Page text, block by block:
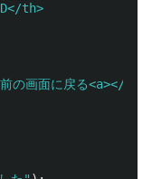
th>
画面に戻る<a></p>